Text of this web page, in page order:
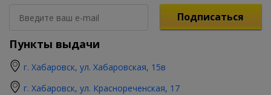
Подписаться
Пункты выдачи
г. Хабаровск, ул. Хабаровская, 15в
г. Хабаровск, ул. Краснореченская, 17